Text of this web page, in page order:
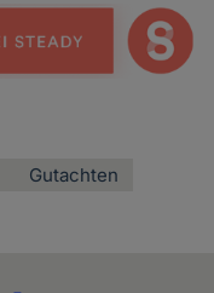
Gutachten